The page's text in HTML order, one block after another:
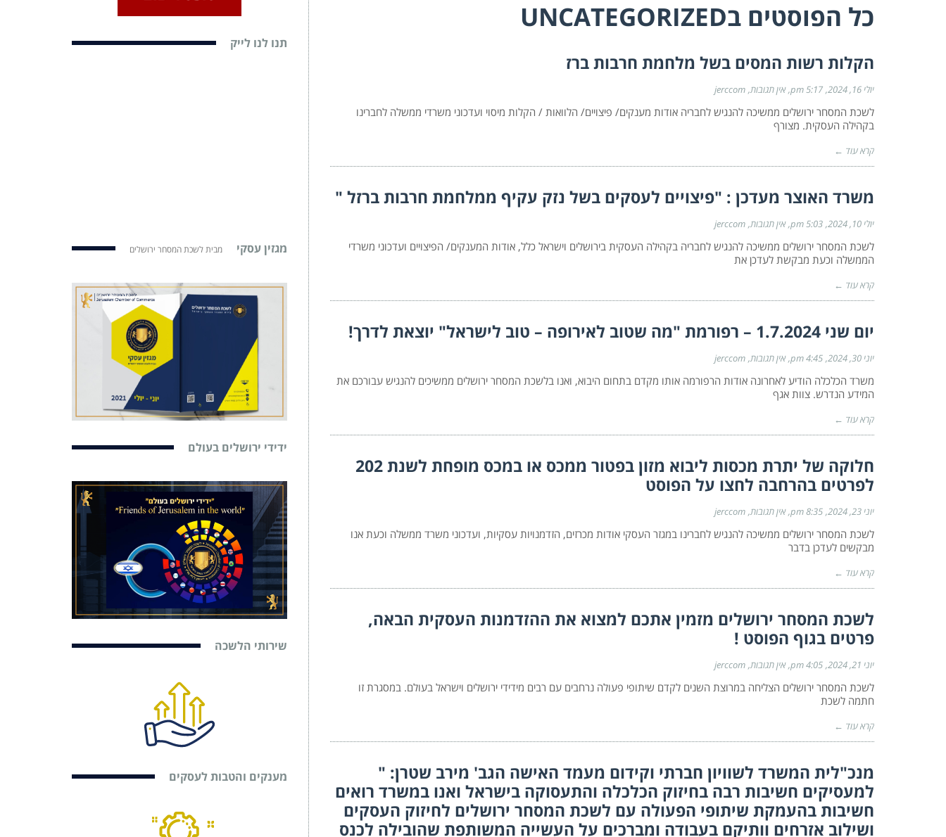
כל הפוסטים בUNCATEGORIZED
הקלות רשות המסים בשל מלחמת חרבות ברז
יולי 16, 2024 5:17 pm אין תגובות jerccom
לשכת המסחר ירושלים ממשיכה להנגיש לחבריה אודות מענקים/ פיצויים/ הלוואות / הקלות מיסוי ועדכוני משרדי ממשלה לחברינו
בקהילה העסקית. מצורף
קרא עוד ←
משרד האוצר מעדכן : "פיצויים לעסקים בשל נזק עקיף ממלחמת חרבות ברזל "
יולי 10, 2024 5:03 pm אין תגובות jerccom
לשכת המסחר ירושלים ממשיכה להנגיש לחבריה בקהילה העסקית בירושלים וישראל כלל, אודות המענקים/ הפיצויים ועדכוני משרדי
הממשלה וכעת מבקשת לעדכן את
קרא עוד ←
יום שני 1.7.2024 – רפורמת "מה שטוב לאירופה – טוב לישראל" יוצאת לדרך!
יוני 30, 2024 4:45 pm אין תגובות jerccom
משרד הכלכלה הודיע לאחרונה אודות הרפורמה אותו מקדם בתחום היבוא, ואנו בלשכת המסחר ירושלים ממשיכים להנגיש עבורכם את
המידע הנדרש. צוות אגף
קרא עוד ←
חלוקה של יתרת מכסות ליבוא מזון בפטור ממכס או במכס מופחת לשנת 202
לפרטים בהרחבה לחצו על הפוסט
יוני 23, 2024 8:35 pm אין תגובות jerccom
לשכת המסחר ירושלים ממשיכה להנגיש לחברינו במגזר העסקי אודות מכרזים, הזדמנויות עסקיות, ועדכוני משרד ממשלה וכעת אנו
מבקשים לעדכן בדבר
קרא עוד ←
לשכת המסחר ירושלים מזמין אתכם למצוא את ההזדמנות העסקית הבאה,
פרטים בגוף הפוסט !
יוני 21, 2024 4:05 pm אין תגובות jerccom
לשכת המסחר ירושלים הצליחה במרוצת השנים לקדם שיתופי פעולה נרחבים עם רבים מידידי ירושלים וישראל בעולם. במסגרת זו
חתמה לשכת
קרא עוד ←
מנכ"לית המשרד לשוויון חברתי וקידום מעמד האישה הגב' מירב שטרן: "
למעסיקים חשיבות רבה בחיזוק הכלכלה והתעסוקה בישראל ואנו במשרד רואים
חשיבות בהעמקת שיתופי הפעולה עם לשכת המסחר ירושלים לחיזוק העסקים
ושילוב אזרחים וותיקם בעבודה ומברכים על העשייה המשותפת שהובילה לכנס
תנו לנו לייק
מגזין עסקי מבית לשכת המסחר ירושלים
ידידי ירושלים בעולם
שירותי הלשכה
מענקים והטבות לעסקים